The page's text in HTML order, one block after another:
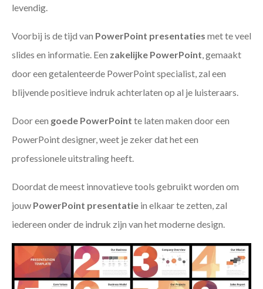
levendig.
Voorbij is de tijd van PowerPoint presentaties met te veel
slides en informatie. Een zakelijke PowerPoint, gemaakt
door een getalenteerde PowerPoint specialist, zal een
blijvende positieve indruk achterlaten op al je luisteraars.
Door een goede PowerPoint te laten maken door een
PowerPoint designer, weet je zeker dat het een
professionele uitstraling heeft.
Doordat de meest innovatieve tools gebruikt worden om
jouw PowerPoint presentatie in elkaar te zetten, zal
iedereen onder de indruk zijn van het moderne design.